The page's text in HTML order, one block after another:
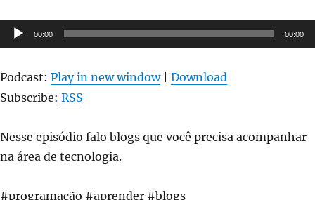
Tocador
de
00:00 00:00
Podcast: Play in new window| Download
Subscribe: RSS
Nesse episódio falo blogs que você precisa acompanhar
na área de tecnologia.
#programação #aprender #blogs